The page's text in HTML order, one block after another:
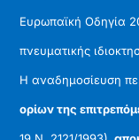
Ευρωπαϊκή Οδηγία
πνευματικής
Η αναδημοσίευση
ορίων της